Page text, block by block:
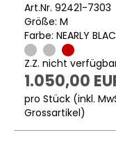
Art.Nr. 92421-7303
Größe: M
Farbe: NEARLY
Z.Z. nicht
1.050,00
pro Stück (inkl.
Grossartikel)